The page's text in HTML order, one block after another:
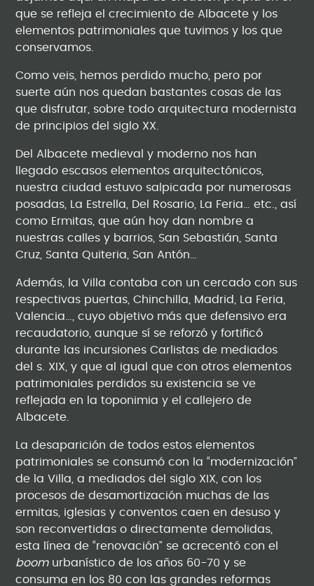
que se refleja el crecimiento de Albacete y los
elementos patrimoniales que tuvimos y los que
conservamos.
Como veis, hemos perdido mucho, pero por
suerte aún nos quedan bastantes cosas de las
que disfrutar, sobre todo arquitectura modernista
de principios del siglo XX.
Del Albacete medieval y moderno nos han
llegado escasos elementos arquitectónicos,
nuestra ciudad estuvo salpicada por numerosas
posadas, La Estrella, Del Rosario, La Feria… etc., así
como Ermitas, que aún hoy dan nombre a
nuestras calles y barrios, San Sebastián, Santa
Cruz, Santa Quiteria, San Antón…
Además, la Villa contaba con un cercado con sus
respectivas puertas, Chinchilla, Madrid, La Feria,
Valencia…, cuyo objetivo más que defensivo era
recaudatorio, aunque sí se reforzó y fortificó
durante las incursiones Carlistas de mediados
del s. XIX, y que al igual que con otros elementos
patrimoniales perdidos su existencia se ve
reflejada en la toponimia y el callejero de
Albacete.
La desaparición de todos estos elementos
patrimoniales se consumó con la “modernización”
de la Villa, a mediados del siglo XIX, con los
procesos de desamortización muchas de las
ermitas, iglesias y conventos caen en desuso y
son reconvertidas o directamente demolidas,
esta línea de “renovación” se acrecentó con el
boomurbanístico de los años 60-70 y se
consuma en los 80 con las grandes reformas